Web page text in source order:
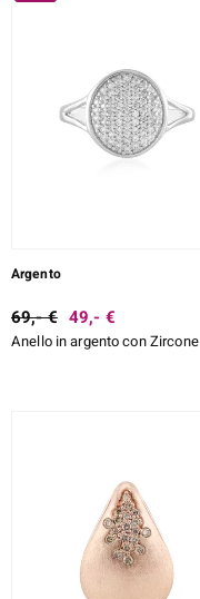
Argento
69,- € 49,- €
Anello in argento con Zircone